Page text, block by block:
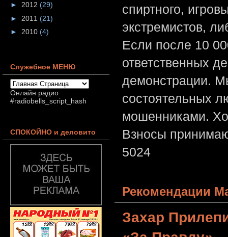
спиртного,
экстремистов,
Если после 10
ответственных
демонстрации.
состоятельных
мошенниками.
Взносы
5024
Рекомендации
Захар
► 2012 (29)
► 2011 (21)
► 2010 (4)
Служебное МЕНЮ
Онлайн радио
#radiobells_script_hash
СПОКОЙНО и деловито